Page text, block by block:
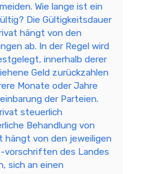
Wie lange ist ein
Die Gültigkeitsdauer
hängt von den
ab. In der Regel wird
innerhalb derer
Geld zurückzahlen
Monate oder Jahre
der Parteien.
steuerlich
Behandlung von
hängt von den jeweiligen
des Landes
sich an einen